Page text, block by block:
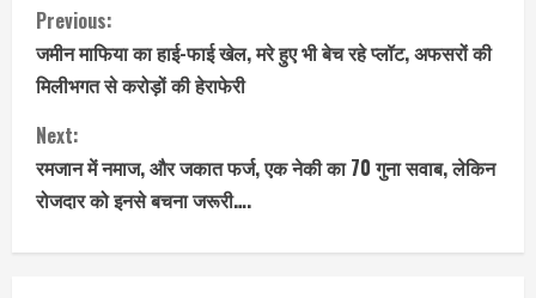
C
o
n
t
Previous:
जमीन माफिया का हाई-फाई खेल, मरे हुए भी बेच रहे प्लॉट, अफसरों की
मिलीभगत से करोड़ों की हेराफेरी
Next:
रमजान में नमाज, और जकात फर्ज, एक नेकी का 70 गुना सवाब, लेकिन
रोजदार को इनसे बचना जरूरी….